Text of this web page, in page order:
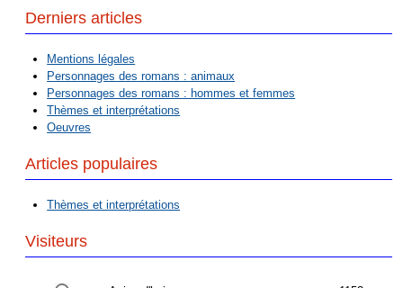
Derniers articles
Mentions légales
Personnages des romans : animaux
Personnages des romans : hommes et femmes
Thèmes et interprétations
Oeuvres
Articles populaires
Thèmes et interprétations
Visiteurs